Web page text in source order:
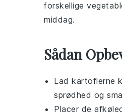
forskellige
middag.
Sådan
Lad kartoflerne
sprødhed og
Placer de